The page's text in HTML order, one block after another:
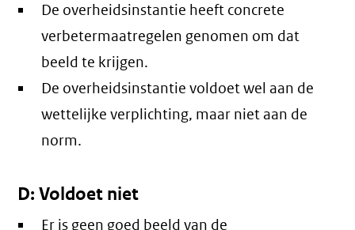
De overheidsinstantie heeft concrete
verbetermaatregelen genomen om dat
beeld te krijgen.
De overheidsinstantie voldoet wel aan de
wettelijke verplichting, maar niet aan de
norm.
D: Voldoet niet
Er is geen goed beeld van de